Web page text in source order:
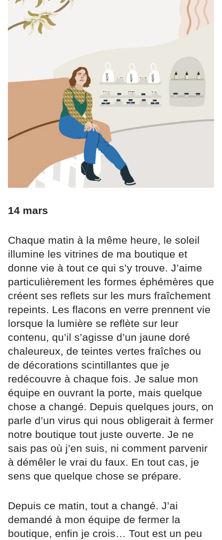
14 mars
Chaque matin à la même heure, le soleil
illumine les vitrines de ma boutique et
donne vie à tout ce qui s’y trouve. J’aime
particulièrement les formes éphémères que
créent ses reflets sur les murs fraîchement
repeints. Les flacons en verre prennent vie
lorsque la lumière se reflète sur leur
contenu, qu’il s’agisse d’un jaune doré
chaleureux, de teintes vertes fraîches ou
de décorations scintillantes que je
redécouvre à chaque fois. Je salue mon
équipe en ouvrant la porte, mais quelque
chose a changé. Depuis quelques jours, on
parle d’un virus qui nous obligerait à fermer
notre boutique tout juste ouverte. Je ne
sais pas où j’en suis, ni comment parvenir
à démêler le vrai du faux. En tout cas, je
sens que quelque chose se prépare.
Depuis ce matin, tout a changé. J’ai
demandé à mon équipe de fermer la
boutique, enfin je crois… Tout est un peu